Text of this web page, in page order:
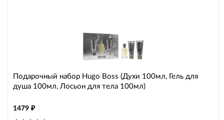
Подарочный набор Hugo Boss (Духи 100мл, Гель для
душа 100мл, Лосьон для тела 100мл)
1479